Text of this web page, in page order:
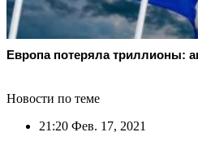
Европа потеряла триллионы:
Новости по теме
21:20 Фев. 17, 2021